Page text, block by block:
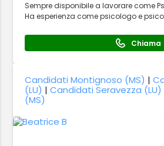
Sempre disponibile a lavorare come
Ha esperienza come psicologo e
Chiama
Candidati Montignoso (MS) |
(LU) |Candidati Seravezza (LU)
(MS)